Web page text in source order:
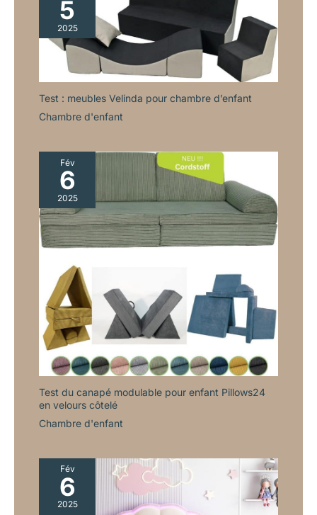
et autres articles d'apprentissage ; une vaste zone de bureau
permet à l'enfant d'étudier confortablement et avec plaisir.
5
2025
Test : meubles Velinda pour chambre d’enfant
Chambre d'enfant
Fév
6
2025
Test du canapé modulable pour enfant Pillows24
en velours côtelé
Chambre d'enfant
Fév
6
2025